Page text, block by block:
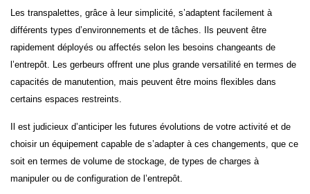
Les transpalettes, grâce à leur simplicité, s’adaptent facilement à
différents types d’environnements et de tâches. Ils peuvent être
rapidement déployés ou affectés selon les besoins changeants de
l’entrepôt. Les gerbeurs offrent une plus grande versatilité en termes de
capacités de manutention, mais peuvent être moins flexibles dans
certains espaces restreints.
Il est judicieux d’anticiper les futures évolutions de votre activité et de
choisir un équipement capable de s’adapter à ces changements, que ce
soit en termes de volume de stockage, de types de charges à
manipuler ou de configuration de l’entrepôt.